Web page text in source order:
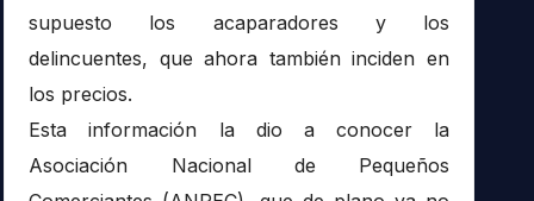
supuesto los acaparadores y los
delincuentes, que ahora también inciden en
los precios.
Esta información la dio a conocer la
Asociación Nacional de Pequeños